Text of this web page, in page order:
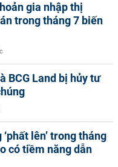
gia nhập thị
trong tháng 7 biến
BCG Land bị hủy tư
lên’ trong tháng
có tiềm năng dẫn